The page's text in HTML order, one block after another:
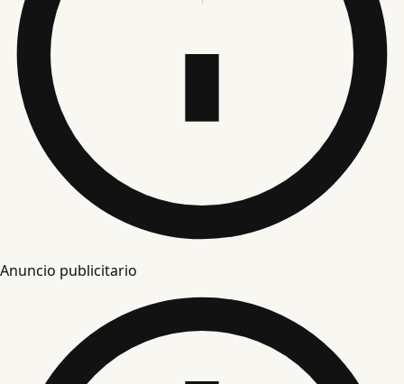
Anuncio publicitario